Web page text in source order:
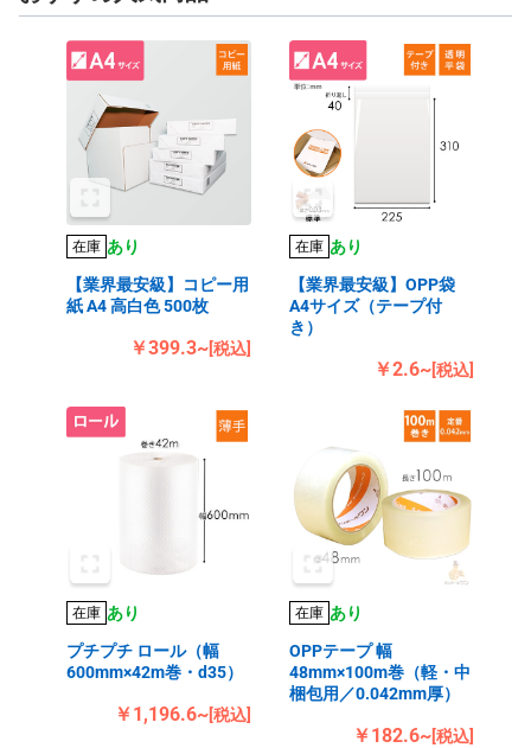
在庫 あり
【業界最安級】コピー用
紙 A4 高白色 500枚
￥399.3~[税込]
在庫 あり
【業界最安級】OPP袋
A4サイズ（テープ付
き）
￥2.6~[税込]
在庫 あり
プチプチ ロール（幅
600mm×42m巻・d35）
￥1,196.6~[税込]
在庫 あり
OPPテープ 幅
48mm×100m巻（軽・中
梱包用／0.042mm厚）
￥182.6~[税込]